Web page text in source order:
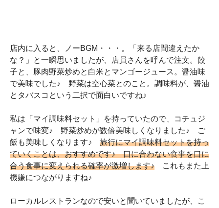
店内に入ると、ノーBGM・・・。「来る店間違えたか
な？」と一瞬思いましたが、店員さんを呼んで注文。餃
子と、豚肉野菜炒めと白米とマンゴージュース。醤油味
で美味でした♪ 野菜は空心菜とのこと。調味料が、醤油
とタバスコという二択で面白いですね♪
私は「マイ調味料セット」を持っていたので、コチュジ
ャンで味変♪ 野菜炒めが数倍美味しくなりました♪ ご
飯も美味しくなります♪ 旅行にマイ調味料セットを持っ
ていくことは、おすすめです♪ 口に合わない食事を口に
合う食事に変えられる確率が激増します♪ これもまた上
機嫌につながりますね♪
ローカルレストランなので安いと聞いていましたが、こ